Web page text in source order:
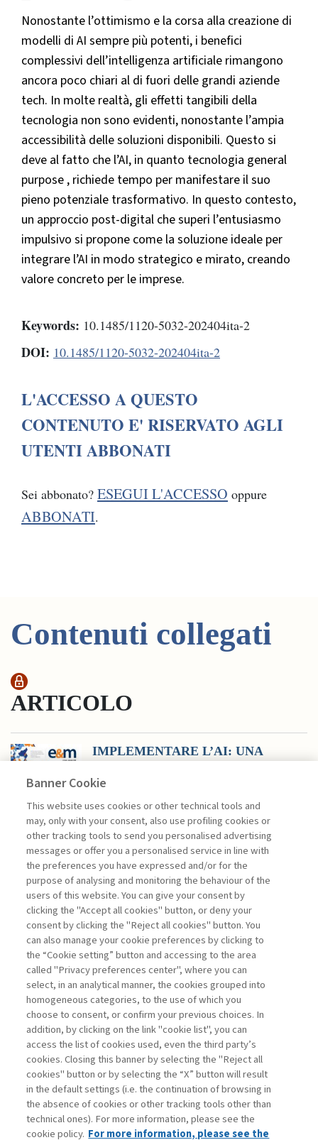
Nonostante l’ottimismo e la corsa alla creazione di
modelli di AI sempre più potenti, i benefici
complessivi dell’intelligenza artificiale rimangono
ancora poco chiari al di fuori delle grandi aziende
tech. In molte realtà, gli effetti tangibili della
tecnologia non sono evidenti, nonostante l’ampia
accessibilità delle soluzioni disponibili. Questo si
deve al fatto che l’AI, in quanto tecnologia general
purpose , richiede tempo per manifestare il suo
pieno potenziale trasformativo. In questo contesto,
un approccio post-digital che superi l’entusiasmo
impulsivo si propone come la soluzione ideale per
integrare l’AI in modo strategico e mirato, creando
valore concreto per le imprese.
Keywords: 10.1485/1120-5032-202404ita-2
DOI: 10.1485/1120-5032-202404ita-2
L'ACCESSO A QUESTO
CONTENUTO E' RISERVATO AGLI
UTENTI ABBONATI
Sei abbonato? ESEGUI L'ACCESSO oppure
ABBONATI.
Contenuti collegati
ARTICOLO
IMPLEMENTARE L’AI: UNA
RASSEGNA DEI ...
di Ciacci Andrea
Attraverso l’analisi delle principali
tendenze nella letteratura
sull’intelligenza artificiale, l’articolo offre
una panoramica aggiornata e
strutturata delle applicazioni dell’AI nel
contesto ...
La consultazione dei libri è riservata esclusivamente
agli abbonati Premium
Legenda: Accedi Per registrati Per abbonati
Contatti
Abbonamenti
Archivio rubriche
Banner Cookie
This website uses cookies or other technical tools and
may, only with your consent, also use profiling cookies or
other tracking tools to send you personalised advertising
messages or offer you a personalised service in line with
the preferences you have expressed and/or for the
purpose of analysing and monitoring the behaviour of the
users of this website. You can give your consent by
clicking the "Accept all cookies" button, or deny your
consent by clicking the "Reject all cookies" button. You
can also manage your cookie preferences by clicking to
the “Cookie setting” button and accessing to the area
called "Privacy preferences center", where you can
select, in an analytical manner, the cookies grouped into
homogeneous categories, to the use of which you
choose to consent, or confirm your previous choices. In
addition, by clicking on the link "cookie list", you can
access the list of cookies used, even the third party’s
cookies. Closing this banner by selecting the "Reject all
cookies" button or by selecting the “X” button will result
in the default settings (i.e. the continuation of browsing in
the absence of cookies or other tracking tools other than
technical ones). For more information, please see the
cookie policy. For more information, please see the